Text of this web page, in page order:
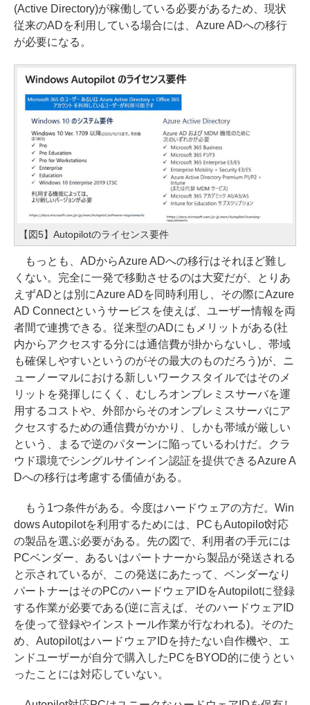
(Active Directory)が稼働している必要があるため、現状
従来のADを利用している場合には、Azure ADへの移行
が必要になる。
【図5】Autopilotのライセンス要件
もっとも、ADからAzure ADへの移行はそれほど難し
くない。完全に一発で移動させるのは大変だが、とりあ
えずADとは別にAzure ADを同時利用し、その際にAzure
AD Connectというサービスを使えば、ユーザー情報を両
者間で連携できる。従来型のADにもメリットがある(社
内からアクセスする分には通信費が掛からないし、帯域
も確保しやすいというのがその最大のものだろう)が、ニ
ューノーマルにおける新しいワークスタイルではそのメ
リットを発揮しにくく、むしろオンプレミスサーバを運
用するコストや、外部からそのオンプレミスサーバにア
クセスするための通信費がかかり、しかも帯域が厳しい
という、まるで逆のパターンに陥っているわけだ。クラ
ウド環境でシングルサインイン認証を提供できるAzure A
Dへの移行は考慮する価値がある。
もう1つ条件がある。今度はハードウェアの方だ。Win
dows Autopilotを利用するためには、PCもAutopilot対応
の製品を選ぶ必要がある。先の図で、利用者の手元には
PCベンダー、あるいはパートナーから製品が発送される
と示されているが、この発送にあたって、ベンダーなり
パートナーはそのPCのハードウェアIDをAutopilotに登録
する作業が必要である(逆に言えば、そのハードウェアID
を使って登録やインストール作業が行なわれる)。そのた
め、AutopilotはハードウェアIDを持たない自作機や、エ
ンドユーザーが自分で購入したPCをBYOD的に使うとい
ったことには対応していない。